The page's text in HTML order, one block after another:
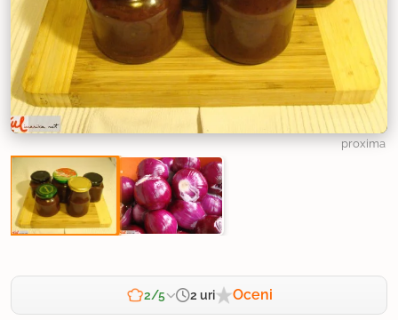
proxima
2/5 2 uri Oceni